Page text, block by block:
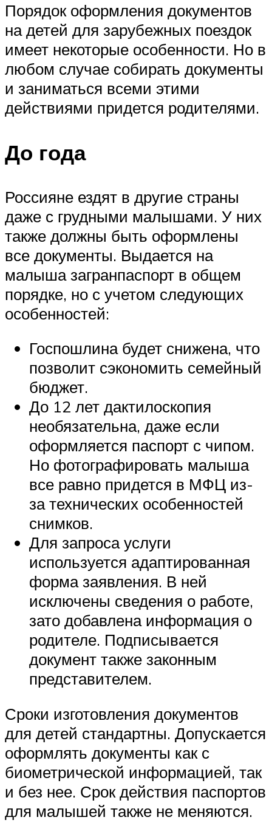
Порядок оформления документов
на детей для зарубежных поездок
имеет некоторые особенности. Но в
любом случае собирать документы
и заниматься всеми этими
действиями придется родителями.
До года
Россияне ездят в другие страны
даже с грудными малышами. У них
также должны быть оформлены
все документы. Выдается на
малыша загранпаспорт в общем
порядке, но с учетом следующих
особенностей:
Госпошлина будет снижена, что
позволит сэкономить семейный
бюджет.
До 12 лет дактилоскопия
необязательна, даже если
оформляется паспорт с чипом.
Но фотографировать малыша
все равно придется в МФЦ из-
за технических особенностей
снимков.
Для запроса услуги
используется адаптированная
форма заявления. В ней
исключены сведения о работе,
зато добавлена информация о
родителе. Подписывается
документ также законным
представителем.
Сроки изготовления документов
для детей стандартны. Допускается
оформлять документы как с
биометрической информацией, так
и без нее. Срок действия паспортов
для малышей также не меняются.